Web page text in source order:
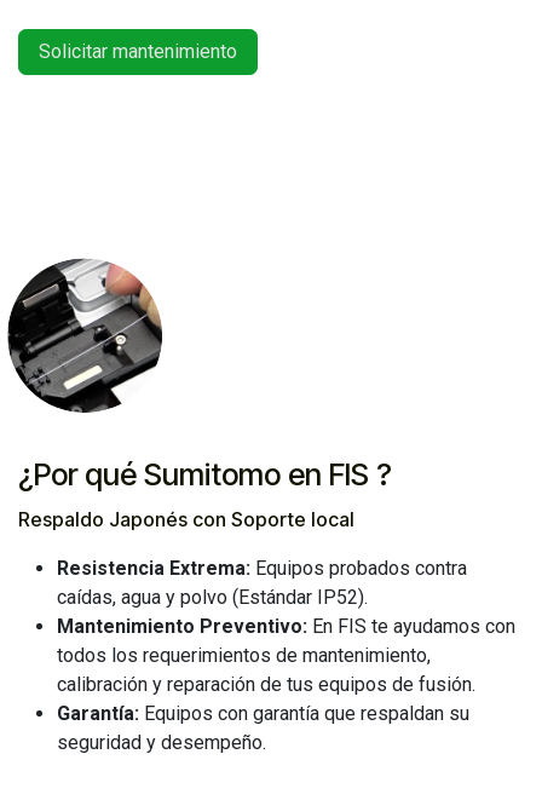
Solicitar mantenimiento
¿Por qué Sumitomo en FIS ?
Respaldo Japonés con Soporte local
Resistencia Extrema: Equipos probados contra
caídas, agua y polvo (Estándar IP52).
Mantenimiento Preventivo: En FIS te ayudamos con
todos los requerimientos de mantenimiento,
calibración y reparación de tus equipos de fusión.
Garantía: Equipos con garantía que respaldan su
seguridad y desempeño.